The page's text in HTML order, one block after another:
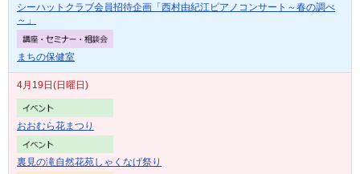
シーハットクラブ会員招待企画「西村由紀江ピアノコンサート～春の調べ
～」
まちの保健室
4月19日(日曜日)
おおむら花まつり
裏見の滝自然花苑しゃくなげ祭り